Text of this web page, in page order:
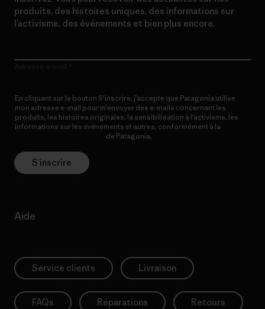
produits, des histoires uniques, des informations sur
l’activisme, des événements et bien plus encore.
En cliquant sur le bouton S’inscrire, j’accepte que Patagonia utilise
mon adresse e-mail pour m’envoyer des e-mails concernant les
produits, les histoires originales, la sensibilisation à l’activisme, les
informations sur les événements et autres, conformément à la
de Patagonia.
S’inscrire
Aide
Service clients Livraison
FAQs Réparations Retours